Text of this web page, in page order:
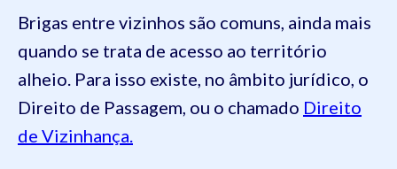
Brigas entre vizinhos são comuns, ainda mais
quando se trata de acesso ao território
alheio. Para isso existe, no âmbito jurídico, o
Direito de Passagem, ou o chamado Direito
de Vizinhança.